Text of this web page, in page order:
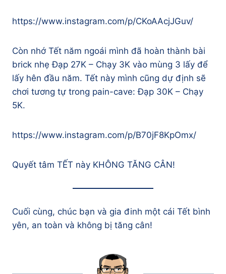
https://www.instagram.com/p/CKoAAcjJGuv/
Còn nhớ Tết năm ngoái mình đã hoàn thành bài
brick nhẹ Đạp 27K – Chạy 3K vào mùng 3 lấy để
lấy hên đầu năm. Tết này mình cũng dự định sẽ
chơi tương tự trong pain-cave: Đạp 30K – Chạy
5K.
https://www.instagram.com/p/B70jF8KpOmx/
Quyết tâm TẾT này KHÔNG TĂNG CÂN!
Cuối cùng, chúc bạn và gia đinh một cái Tết bình
yên, an toàn và không bị tăng cân!